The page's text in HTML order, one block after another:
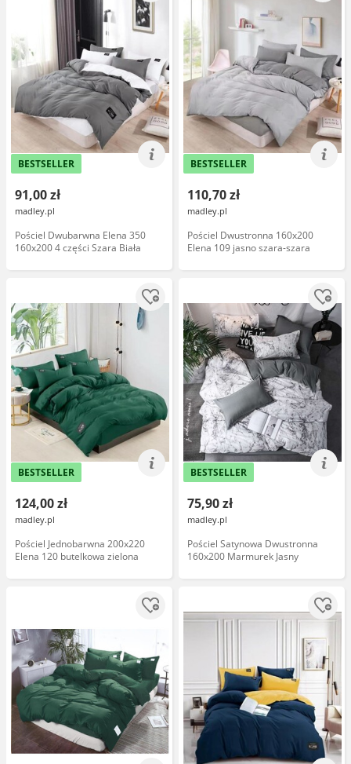
BESTSELLER
91,00 zł
madley.pl
Pościel Dwubarwna Elena 350
160x200 4 części Szara Biała
BESTSELLER
110,70 zł
madley.pl
Pościel Dwustronna 160x200
Elena 109 jasno szara-szara
BESTSELLER
124,00 zł
madley.pl
Pościel Jednobarwna 200x220
Elena 120 butelkowa zielona
BESTSELLER
75,90 zł
madley.pl
Pościel Satynowa Dwustronna
160x200 Marmurek Jasny